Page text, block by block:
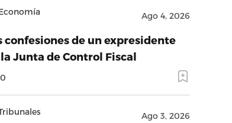
Ago 4, 2026
confesiones de un expresidente
Junta de Control Fiscal
0
Ago 3, 2026